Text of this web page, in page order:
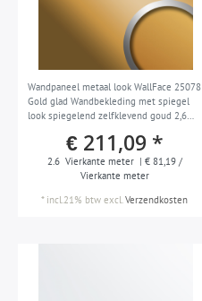
Wandpaneel metaal look WallFace 25078
Gold glad Wandbekleding met spiegel
look spiegelend zelfklevend goud 2,6
€ 211,09 *
2.6 Vierkante meter | € 81,19 /
Vierkante meter
* incl.21% btw excl.Verzendkosten